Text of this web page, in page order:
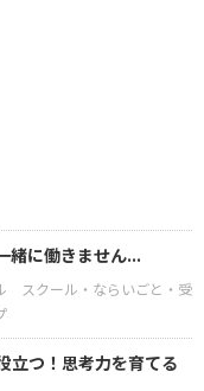
緒に働きません...
スクール・ならいごと・受
立つ！思考力を育てる